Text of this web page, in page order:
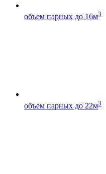
объем парных до 16м3
объем парных до 22м3